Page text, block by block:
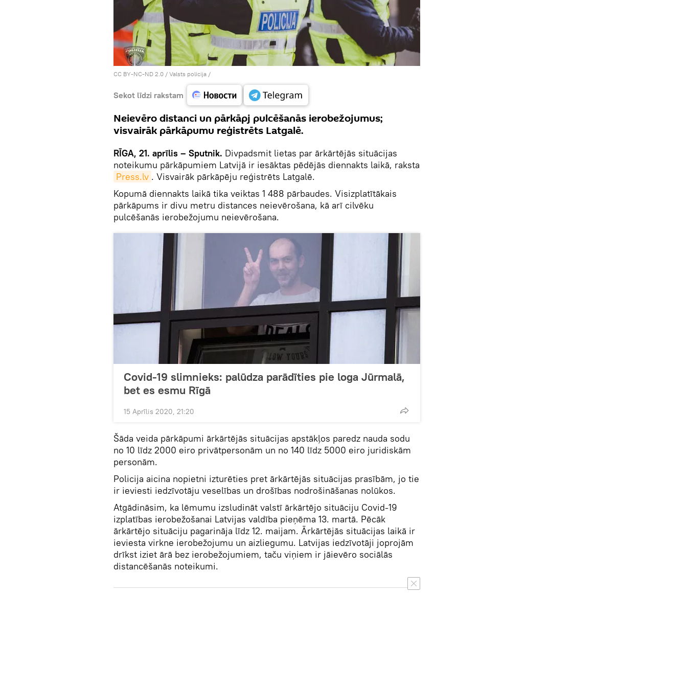
CC BY-NC-ND 2.0 / Valsts policija /
Sekot līdzi rakstam
Neievēro distanci un pārkāpj pulcēšanās ierobežojumus;
visvairāk pārkāpumu reģistrēts Latgalē.
RĪGA, 21. aprīlis – Sputnik. Divpadsmit lietas par ārkārtējās situācijas
noteikumu pārkāpumiem Latvijā ir iesāktas pēdējās diennakts laikā, raksta
Press.lv . Visvairāk pārkāpēju reģistrēts Latgalē.
Kopumā diennakts laikā tika veiktas 1 488 pārbaudes. Visizplatītākais
pārkāpums ir divu metru distances neievērošana, kā arī cilvēku
pulcēšanās ierobežojumu neievērošana.
Covid-19 slimnieks: palūdza parādīties pie loga Jūrmalā,
bet es esmu Rīgā
15 Aprīlis 2020, 21:20
Šāda veida pārkāpumi ārkārtējās situācijas apstākļos paredz nauda sodu
no 10 līdz 2000 eiro privātpersonām un no 140 līdz 5000 eiro juridiskām
personām.
Policija aicina nopietni izturēties pret ārkārtējās situācijas prasībām, jo tie
ir ieviesti iedzīvotāju veselības un drošības nodrošināšanas nolūkos.
Atgādināsim, ka lēmumu izsludināt valstī ārkārtējo situāciju Covid-19
izplatības ierobežošanai Latvijas valdība pieņēma 13. martā. Pēcāk
ārkārtējo situāciju pagarināja līdz 12. maijam. Ārkārtējās situācijas laikā ir
ieviesta virkne ierobežojumu un aizliegumu. Latvijas iedzīvotāji joprojām
drīkst iziet ārā bez ierobežojumiem, taču viņiem ir jāievēro sociālās
distancēšanās noteikumi.